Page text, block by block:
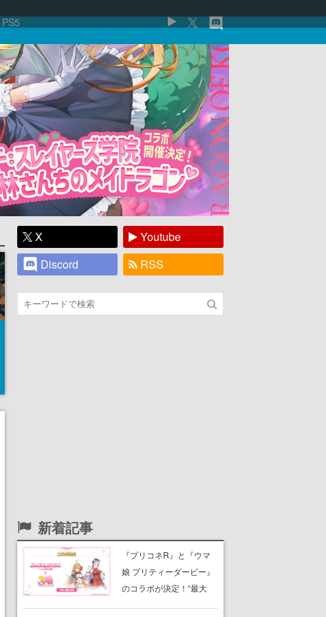
PS5
X
Youtube
Discord
RSS
新着記事
『プリコネR』と『ウマ
娘 プリティーダービー』
のコラボが決定！“最大